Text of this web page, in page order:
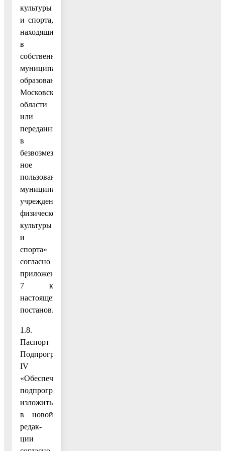
культуры
и спорта,
находящихся
в
собственности
муниципальных
образований
Московской
области
или
переданных
в
безвозмезд-
ное
пользование
муниципальным
учреждениям
физической
культуры
и
спорта»
согласно
приложению
7 к
настоящему
постановлению;
1.8.
Паспорт
Подпрограммы
IV
«Обеспечивающая
подпрограмма»
изложить
в новой
редак-
ции